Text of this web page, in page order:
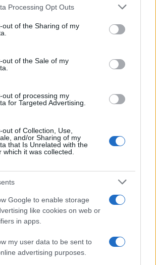
website/app uses one or more Google
visit or usage behaviour. You may click to
to Google and its third-party tags to
below specified purposes in below Google
Processing Opt Outs
out of the Sharing of my
out of the Sale of my
out of processing my
for Targeted Advertising.
of Collection, Use,
and/or Sharing of my
that Is Unrelated with the
which it was collected.
Google to enable storage
like cookies on web or
in apps.
my user data to be sent to
advertising purposes.
το Hilton!
αγέραστη και μας μίλησε
και τους πρόσφυγες
στον Κινέζο
που ήθελε να
μισή Ελλάδα!
Στηρίζει ενεργά τον
για τον Καρκίνο του